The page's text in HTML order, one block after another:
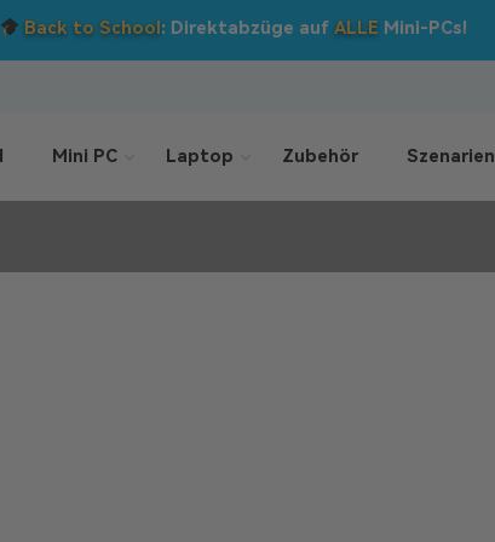
Back to School: Direktabzüge aufALLEMini-PCs!
Mini PC Laptop Zubehör Szenarien